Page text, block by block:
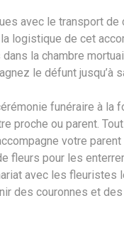
avec le transport
logistique de cet
la chambre
le défunt jusqu’à
funéraire à la
proche ou parent. Tout
votre parent
fleurs pour les
avec les fleuristes
des couronnes et